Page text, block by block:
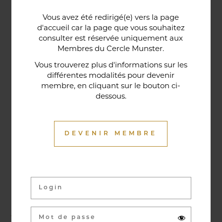
Vous avez été redirigé(e) vers la page
d'accueil car la page que vous souhaitez
consulter est réservée uniquement aux
Membres du Cercle Munster.
Vous trouverez plus d'informations sur les
différentes modalités pour devenir
membre, en cliquant sur le bouton ci-
dessous.
DEVENIR MEMBRE
historique de la maison, relie le bar au restaurant ;
cette trace du passé rappelle la tradition du bien-
être en ces lieux et de l'accueil chaleureux qui
contribuent à la réputation de l'établissement. Ce
restaurant gastronomique a été entièrement
relooké en janvier 2020. Notre chef vous propose
vous surprendre.
Activités & évènements